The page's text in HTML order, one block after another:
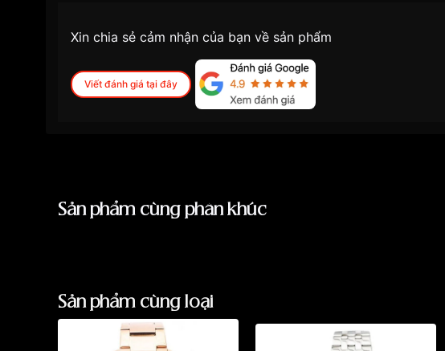
Xin chia sẻ cảm nhận của bạn về sản phẩm
Viết đánh giá tại đây
Sản phẩm cùng phân khúc
Sản phẩm cùng loại